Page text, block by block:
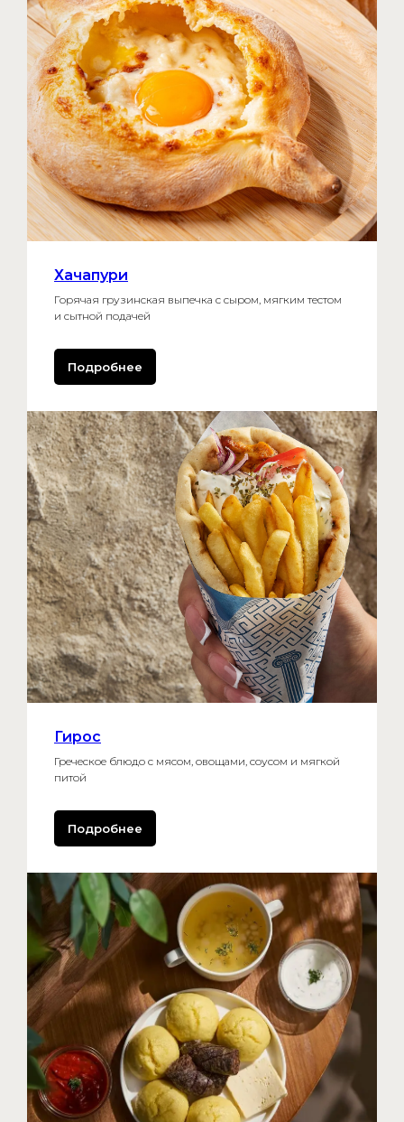
Хачапури
Горячая грузинская выпечка с сыром, мягким тестом
и сытной подачей
Подробнее
Гирос
Греческое блюдо с мясом, овощами, соусом и мягкой
питой
Подробнее